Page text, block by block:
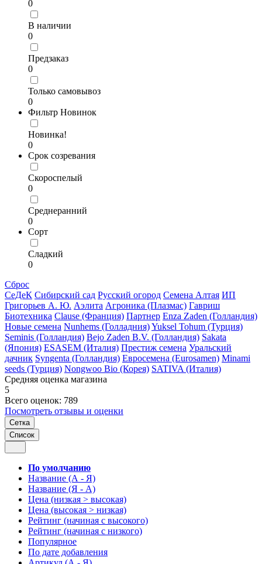
0
В наличии
0
Предзаказ
0
Только самовывоз
0
Фильтр Новинок
Новинка!
0
Срок созревания
Скороспелый
0
Среднеранний
0
Сорт
Сладкий
0
Сброс
СеДеК Сибирский сад Русский огород Семена Алтая ИП
Григорьев А. Ю. Аэлита Агроника (Плазмас) Гавриш
Биотехника Clause (Франция) Партнер Enza Zaden (Голландия)
Новые семена Nunhems (Голладния)Yuksel Tohum (Турция)
Seminis (Голландия) Bejo Zaden B.V. (Голландия) Sakata
(Япония) ESASEM (Италия) Престиж семена Уральский
дачник Syngenta (Голландия) Евросемена (Eurosamen) Minami
seeds (Турция) Nongwoo Bio (Корея) SATIVA (Италия)
Средняя оценка магазина
5
Всего оценок: 789
Посмотреть отзывы и оценки
Сетка
Список
По умолчанию
Название (А - Я)
Название (Я - А)
Цена (низкая > высокая)
Цена (высокая > низкая)
Рейтинг (начиная с высокого)
Рейтинг (начиная с низкого)
Популярное
По дате добавления